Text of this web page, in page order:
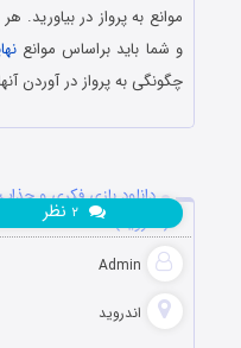
موانع به پرواز در
و شما باید براساس موانع
چگونگی به پرواز در آوردن
(اندروید)
Admin
اندروید
۲ نظر